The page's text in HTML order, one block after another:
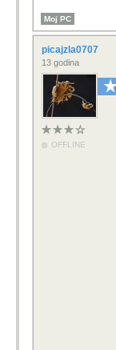
Moj PC
picajzla0707
13 godina
OFFLINE